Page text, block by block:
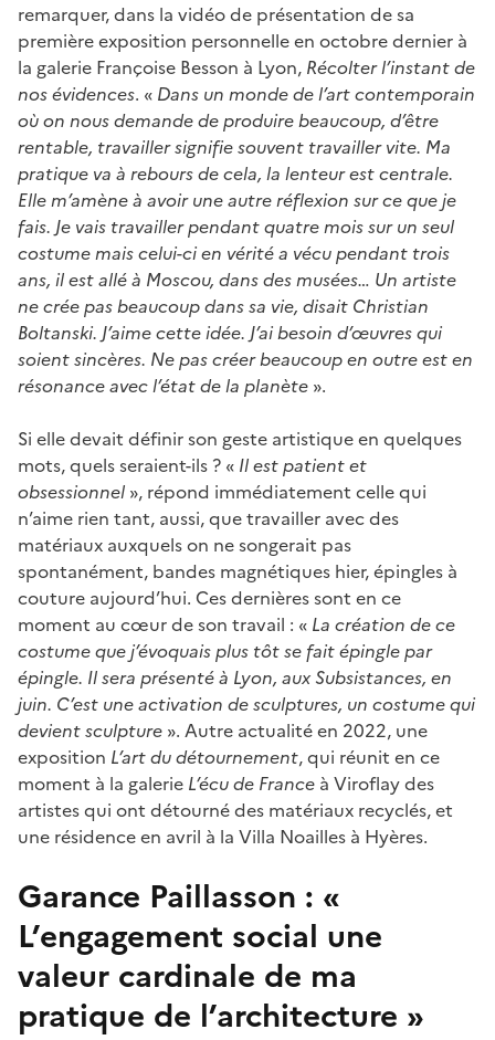
remarquer, dans la vidéo de présentation de sa
première exposition personnelle en octobre dernier à
la galerie Françoise Besson à Lyon, Récolter l’instant de
nos évidences. « Dans un monde de l’art contemporain
où on nous demande de produire beaucoup, d’être
rentable, travailler signifie souvent travailler vite. Ma
pratique va à rebours de cela, la lenteur est centrale.
Elle m’amène à avoir une autre réflexion sur ce que je
fais. Je vais travailler pendant quatre mois sur un seul
costume mais celui-ci en vérité a vécu pendant trois
ans, il est allé à Moscou, dans des musées… Un artiste
ne crée pas beaucoup dans sa vie, disait Christian
Boltanski. J’aime cette idée. J’ai besoin d’œuvres qui
soient sincères. Ne pas créer beaucoup en outre est en
résonance avec l’état de la planète ».
Si elle devait définir son geste artistique en quelques
mots, quels seraient-ils ? « Il est patient et
obsessionnel », répond immédiatement celle qui
n’aime rien tant, aussi, que travailler avec des
matériaux auxquels on ne songerait pas
spontanément, bandes magnétiques hier, épingles à
couture aujourd’hui. Ces dernières sont en ce
moment au cœur de son travail : « La création de ce
costume que j’évoquais plus tôt se fait épingle par
épingle. Il sera présenté à Lyon, aux Subsistances, en
juin. C’est une activation de sculptures, un costume qui
devient sculpture ». Autre actualité en 2022, une
exposition L’art du détournement, qui réunit en ce
moment à la galerie L’écu de France à Viroflay des
artistes qui ont détourné des matériaux recyclés, et
une résidence en avril à la Villa Noailles à Hyères.
Garance Paillasson : «
L’engagement social une
valeur cardinale de ma
pratique de l’architecture »